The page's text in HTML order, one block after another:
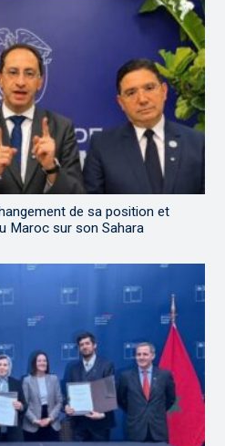
de sa position et
Maroc sur son Sahara